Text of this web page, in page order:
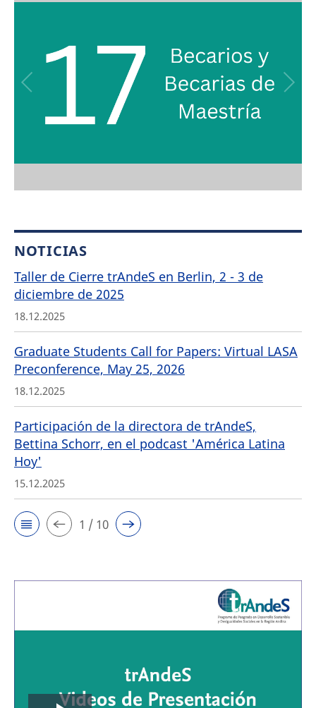
NOTICIAS
Taller de Cierre trAndeS en Berlin, 2 - 3 de
diciembre de 2025
18.12.2025
Graduate Students Call for Papers: Virtual LASA
Preconference, May 25, 2026
18.12.2025
Participación de la directora de trAndeS,
Bettina Schorr, en el podcast 'América Latina
Hoy'
15.12.2025
1 / 10